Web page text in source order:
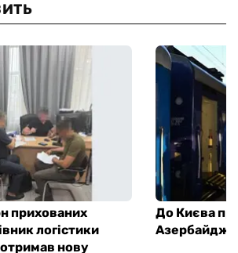
прихованих
логістики
нову
До Києва